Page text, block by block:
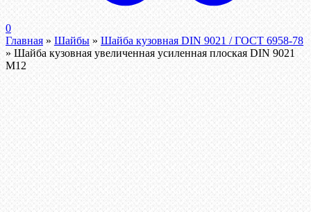
0
Главная » Шайбы » Шайба кузовная DIN 9021 / ГОСТ 6958-78
» Шайба кузовная увеличенная усиленная плоская DIN 9021
М12